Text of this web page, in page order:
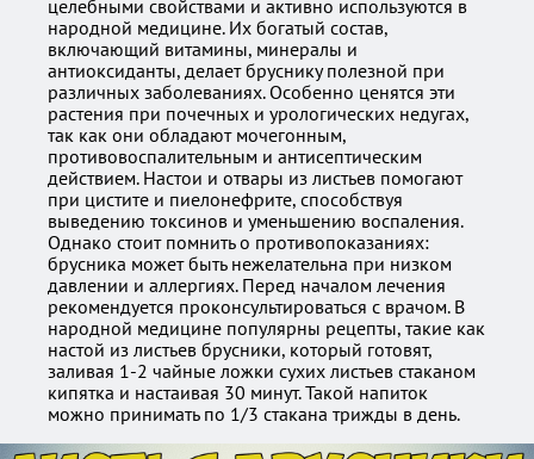
целебными свойствами и активно используются в
народной медицине. Их богатый состав,
включающий витамины, минералы и
антиоксиданты, делает бруснику полезной при
различных заболеваниях. Особенно ценятся эти
растения при почечных и урологических недугах,
так как они обладают мочегонным,
противовоспалительным и антисептическим
действием. Настои и отвары из листьев помогают
при цистите и пиелонефрите, способствуя
выведению токсинов и уменьшению воспаления.
Однако стоит помнить о противопоказаниях:
брусника может быть нежелательна при низком
давлении и аллергиях. Перед началом лечения
рекомендуется проконсультироваться с врачом. В
народной медицине популярны рецепты, такие как
настой из листьев брусники, который готовят,
заливая 1-2 чайные ложки сухих листьев стаканом
кипятка и настаивая 30 минут. Такой напиток
можно принимать по 1/3 стакана трижды в день.